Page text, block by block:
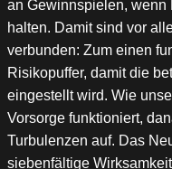
an Gewinnspielen, wenn
halten. Damit sind vor
verbunden: Zum einen
Risikopuffer, damit die
eingestellt wird. Wie
Vorsorge funktioniert,
Turbulenzen auf. Das
siebenfältige